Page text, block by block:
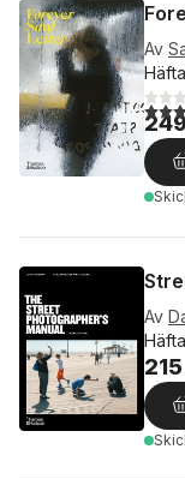
Av
4,0
Av